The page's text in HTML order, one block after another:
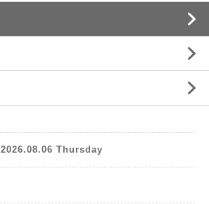
2026.08.06 Thursday